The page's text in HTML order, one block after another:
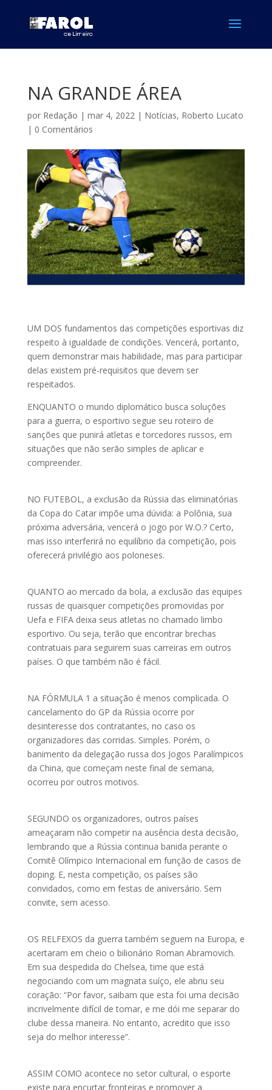
NA GRANDE ÁREA
por Redação | mar 4, 2022| Notícias, Roberto Lucato
| 0 Comentários
UM DOS fundamentos das competições esportivas diz
respeito à igualdade de condições. Vencerá, portanto,
quem demonstrar mais habilidade, mas para participar
delas existem pré-requisitos que devem ser
respeitados.
ENQUANTO o mundo diplomático busca soluções
para a guerra, o esportivo segue seu roteiro de
sanções que punirá atletas e torcedores russos, em
situações que não serão simples de aplicar e
compreender.
NO FUTEBOL, a exclusão da Rússia das eliminatórias
da Copa do Catar impõe uma dúvida: a Polônia, sua
próxima adversária, vencerá o jogo por W.O.? Certo,
mas isso interferirá no equilíbrio da competição, pois
oferecerá privilégio aos poloneses.
QUANTO ao mercado da bola, a exclusão das equipes
russas de quaisquer competições promovidas por
Uefa e FIFA deixa seus atletas no chamado limbo
esportivo. Ou seja, terão que encontrar brechas
contratuais para seguirem suas carreiras em outros
países. O que também não é fácil.
NA FÓRMULA 1 a situação é menos complicada. O
cancelamento do GP da Rússia ocorre por
desinteresse dos contratantes, no caso os
organizadores das corridas. Simples. Porém, o
banimento da delegação russa dos Jogos Paralímpicos
da China, que começam neste final de semana,
ocorreu por outros motivos.
SEGUNDO os organizadores, outros países
ameaçaram não competir na ausência desta decisão,
lembrando que a Rússia continua banida perante o
Comitê Olímpico Internacional em função de casos de
doping. E, nesta competição, os países são
convidados, como em festas de aniversário. Sem
convite, sem acesso.
OS RELFEXOS da guerra também seguem na Europa, e
acertaram em cheio o bilionário Roman Abramovich.
Em sua despedida do Chelsea, time que está
negociando com um magnata suíço, ele abriu seu
coração: “Por favor, saibam que esta foi uma decisão
incrivelmente difícil de tomar, e me dói me separar do
clube dessa maneira. No entanto, acredito que isso
seja do melhor interesse”.
ASSIM COMO acontece no setor cultural, o esporte
existe para encurtar fronteiras e promover a